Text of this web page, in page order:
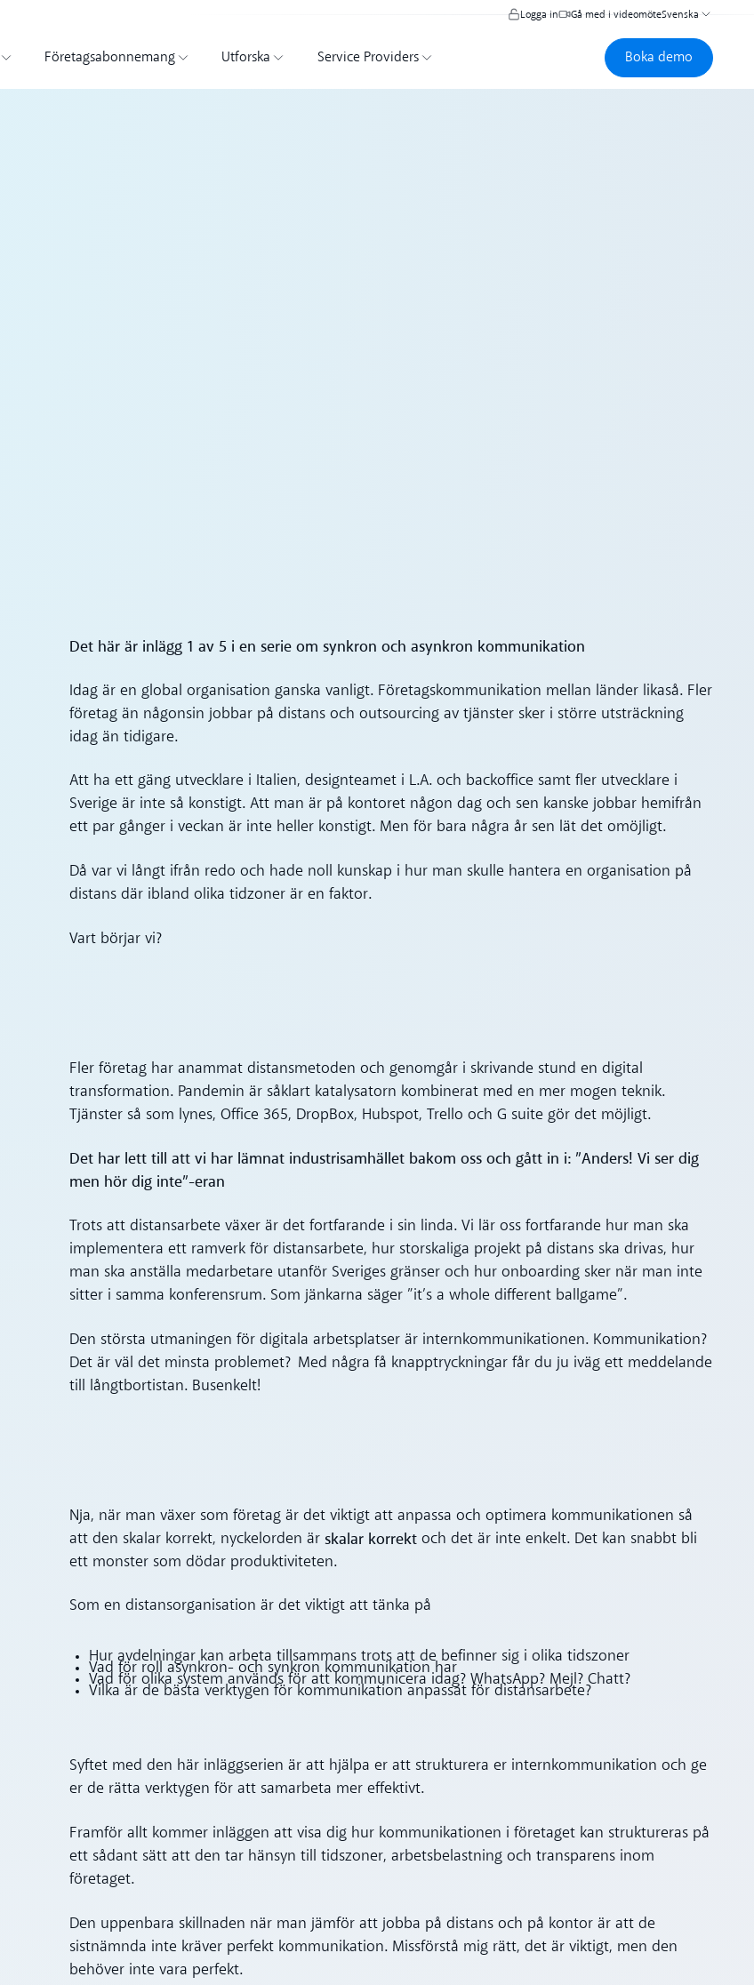
Logga in Gå med i videomöteSvenska
Företagsabonnemang Utforska Service Providers
Boka demo
Boka demo
Det här är inlägg 1 av 5 i en serie om synkron och asynkron kommunikation
Idag är en global organisation ganska vanligt. Företagskommunikation mellan länder likaså. Fler
företag än någonsin jobbar på distans och outsourcing av tjänster sker i större utsträckning
idag än tidigare.
Att ha ett gäng utvecklare i Italien, designteamet i L.A. och backoffice samt fler utvecklare i
Sverige är inte så konstigt. Att man är på kontoret någon dag och sen kanske jobbar hemifrån
ett par gånger i veckan är inte heller konstigt. Men för bara några år sen lät det omöjligt.
Då var vi långt ifrån redo och hade noll kunskap i hur man skulle hantera en organisation på
distans där ibland olika tidzoner är en faktor.
Vart börjar vi?
Fler företag har anammat distansmetoden och genomgår i skrivande stund en digital
transformation. Pandemin är såklart katalysatorn kombinerat med en mer mogen teknik.
Tjänster så som lynes, Office 365, DropBox, Hubspot, Trello och G suite gör det möjligt.
Det har lett till att vi har lämnat industrisamhället bakom oss och gått in i: ”Anders! Vi ser dig
men hör dig inte”-eran
Trots att distansarbete växer är det fortfarande i sin linda. Vi lär oss fortfarande hur man ska
implementera ett ramverk för distansarbete, hur storskaliga projekt på distans ska drivas, hur
man ska anställa medarbetare utanför Sveriges gränser och hur onboarding sker när man inte
sitter i samma konferensrum. Som jänkarna säger ”it’s a whole different ballgame”.
Den största utmaningen för digitala arbetsplatser är internkommunikationen. Kommunikation?
Det är väl det minsta problemet? Med några få knapptryckningar får du ju iväg ett meddelande
till långtbortistan. Busenkelt!
Nja, när man växer som företag är det viktigt att anpassa och optimera kommunikationen så
att den skalar korrekt, nyckelorden är skalar korrekt och det är inte enkelt. Det kan snabbt bli
ett monster som dödar produktiviteten.
Som en distansorganisation är det viktigt att tänka på
Hur avdelningar kan arbeta tillsammans trots att de befinner sig i olika tidszoner
Vad för roll asynkron- och synkron kommunikation har
Vad för olika system används för att kommunicera idag? WhatsApp? Mejl? Chatt?
Vilka är de bästa verktygen för kommunikation anpassat för distansarbete?
Syftet med den här inläggserien är att hjälpa er att strukturera er internkommunikation och ge
er de rätta verktygen för att samarbeta mer effektivt.
Framför allt kommer inläggen att visa dig hur kommunikationen i företaget kan struktureras på
ett sådant sätt att den tar hänsyn till tidszoner, arbetsbelastning och transparens inom
företaget.
Den uppenbara skillnaden när man jämför att jobba på distans och på kontor är att de
sistnämnda inte kräver perfekt kommunikation. Missförstå mig rätt, det är viktigt, men den
behöver inte vara perfekt.